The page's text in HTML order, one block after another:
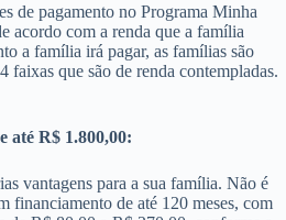
de pagamento no Programa Minha
acordo com a renda que a família
a família irá pagar, as famílias são
faixas que são de renda contempladas.
até R$ 1.800,00:
vantagens para a sua família. Não é
financiamento de até 120 meses, com